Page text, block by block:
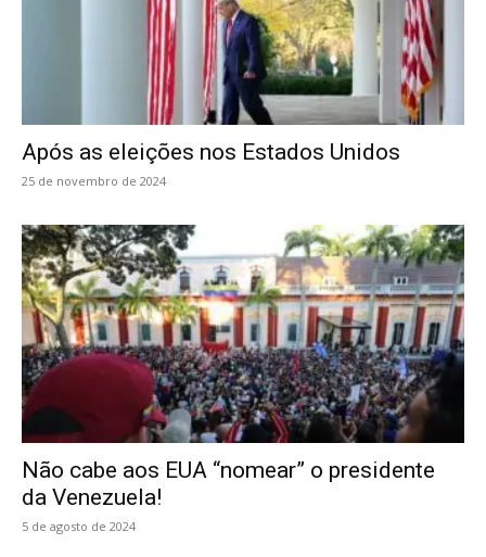
Após as eleições nos Estados Unidos
25 de novembro de 2024
Não cabe aos EUA “nomear” o presidente
da Venezuela!
5 de agosto de 2024